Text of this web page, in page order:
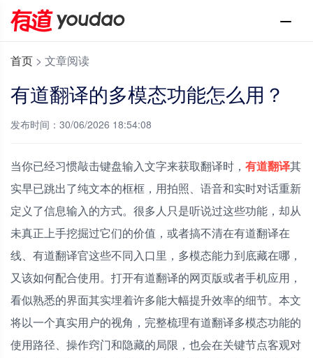
首页 > 文章阅读
有道翻译的多模态功能怎么用？
发布时间：30/06/2026 18:54:08
当你已经习惯敲击键盘输入文字来获取翻译时， 有道翻译其
实早已跳出了纯文本的框框，用拍照、语音和实时对话重新
定义了信息输入的方式。很多人只是听说过这些功能，却从
未真正上手挖掘过它们的价值，或者搞不清在有道翻译在
线、有道翻译官这些不同入口里，多模态能力到底藏在哪，
又该如何配合使用。打开有道翻译的网页版或者手机应用，
看似熟悉的界面其实埋着许多能大幅提升效率的细节。本文
将以一个真实用户的视角，完整梳理有道翻译多模态功能的
使用路径、操作窍门和隐藏的局限，也会在关键节点客观对